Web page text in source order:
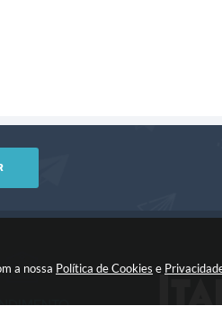
a nossa Política de Cookies e